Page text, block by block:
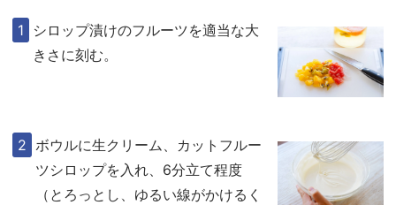
シロップ漬けのフルーツを適当な大
きさに刻む。
ボウルに生クリーム、 カットフルー
ツシロップを入れ、6分立て程度
（とろっとし、ゆるい線がかけるく